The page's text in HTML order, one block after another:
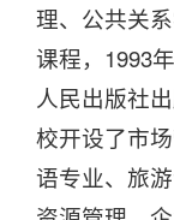
理、公共关
课程，1993
人民出版社
校开设了市
语专业、旅